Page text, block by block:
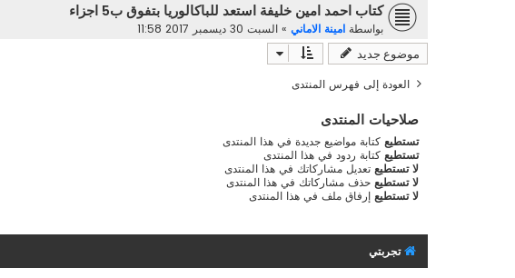
كتاب احمد امين خليفة استعد للباكالوريا بتفوق ب5 اجزاء
بواسطة امينة الاماني » السبت 30 ديسمبر 2017 11:58
موضوع جديد
العودة إلى فهرس المنتدى
صلاحيات المنتدى
تستطيع كتابة مواضيع جديدة في هذا المنتدى
تستطيع كتابة ردود في هذا المنتدى
لا تستطيع تعديل مشاركاتك في هذا المنتدى
لا تستطيع حذف مشاركاتك في هذا المنتدى
لا تستطيع إرفاق ملف في هذا المنتدى
تجربتي